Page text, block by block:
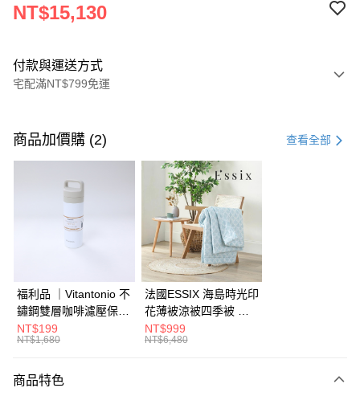
NT$15,130
付款與運送方式
宅配滿NT$799免運
信用卡一次付款
3 期 0 利率 每期 NT$5,043
合作金庫商業銀行
第一商業銀行
彰化商業銀行
台北富邦商業銀行
兆豐國際商業銀行
臺灣中小企業銀行
台中商業銀行
匯豐（台灣）商業銀行
華泰商業銀行
聯邦商業銀行
遠東國際商業銀行
元大商業銀行
台灣樂天信用卡公司
6 期 0 利率 每期 NT$2,521
合作金庫商業銀行
第一商業銀行
彰化商業銀行
台北富邦商業銀行
國泰世華商業銀行
兆豐國際商業銀行
臺灣中小企業銀行
台中商業銀行
匯豐（台灣）商業銀行
聯邦商業銀行
玉山商業銀行
街口支付
AFTEE先享後付
【關於「AFTEE先享後付」】
AFTEE先享後付是「在收到商品之後才付款」的支付方式。 讓您購物簡單
ATM付款
商品加價購 (2) 查看全部
福利品 ｜Vitantonio 不
鏽鋼雙層咖啡濾壓保溫
瓶 奶油白 VCB-10-C
NT$199
NT$1,680
法國ESSIX 海島時光印
花薄被涼被四季被 單
人
NT$999
NT$6,480
商品特色